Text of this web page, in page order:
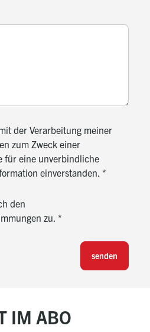
der Verarbeitung meiner
zum Zweck einer
für eine unverbindliche
einverstanden. *
den
zu. *
senden
IM ABO